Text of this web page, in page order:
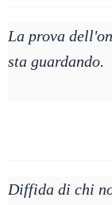
La prova
sta guardando.
Diffida di chi